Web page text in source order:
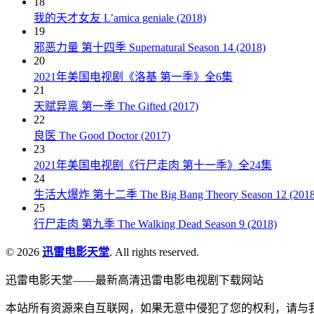
我的天才女友 L’amica geniale (2018)
19
邪恶力量 第十四季 Supernatural Season 14 (2018)
20
2021年美国电视剧《洛基 第一季》全6集
21
天赋异禀 第一季 The Gifted (2017)
22
良医 The Good Doctor (2017)
23
2021年美国电视剧《行尸走肉 第十一季》全24集
24
生活大爆炸 第十二季 The Big Bang Theory Season 12
25
行尸走肉 第九季 The Walking Dead Season 9 (2018)
© 2026 迅雷电影天堂. All rights reserved.
迅雷电影天堂——最新高清迅雷电影电视剧下载网站
本站所有资源来自互联网，如果无意中侵犯了您的权利，请与